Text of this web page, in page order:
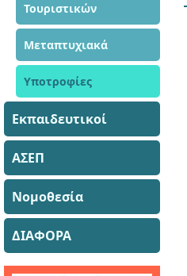
Τουριστικών
Μεταπτυχιακά
Υποτροφίες
Εκπαιδευτικοί
ΑΣΕΠ
Νομοθεσία
ΔΙΑΦΟΡΑ